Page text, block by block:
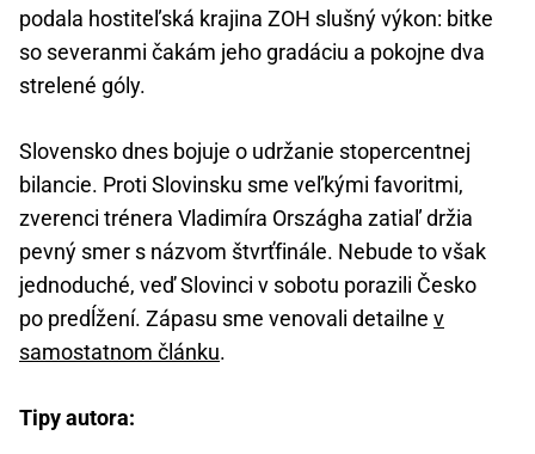
podala hostiteľská krajina ZOH slušný výkon: bitke
so severanmi čakám jeho gradáciu a pokojne dva
strelené góly.
Slovensko dnes bojuje o udržanie stopercentnej
bilancie. Proti Slovinsku sme veľkými favoritmi,
zverenci trénera Vladimíra Országha zatiaľ držia
pevný smer s názvom štvrťfinále. Nebude to však
jednoduché, veď Slovinci v sobotu porazili Česko
po predĺžení. Zápasu sme venovali detailne v
samostatnom článku.
Tipy autora: